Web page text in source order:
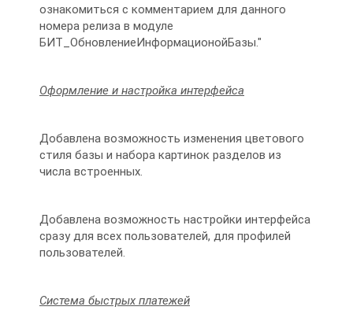
ознакомиться с комментарием для данного
номера релиза в модуле
БИТ_ОбновлениеИнформационойБазы."
Оформление и настройка интерфейса
Добавлена возможность изменения цветового
стиля базы и набора картинок разделов из
числа встроенных.
Добавлена возможность настройки интерфейса
сразу для всех пользователей, для профилей
пользователей.
Система быстрых платежей